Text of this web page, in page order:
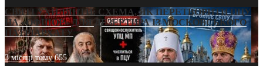
СВЯТІ УХИЛЯНТИ: СХЕМА, ЯК ПЕРЕТВОРИТИ ПЦУ
НА «ОФШОР» ДЛЯ ДЕЗЕРТИРА ІЗ МОСКОВСЬКОГО
ПАТРІАРХАТУ
3 місяці тому655